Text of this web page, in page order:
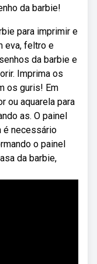
da barbie!
para imprimir e
eva, feltro e
da barbie e
Imprima os
os guris! Em
ou aquarela para
as. O painel
é necessário
o painel
da barbie,